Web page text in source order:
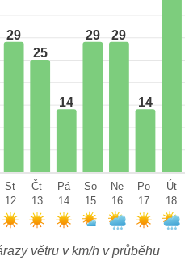
29
25
14
29 29
14
St
12
Čt
13
Pá
14
So
15
Ne
16
Po
17
Út
18
větru v km/h v průběhu